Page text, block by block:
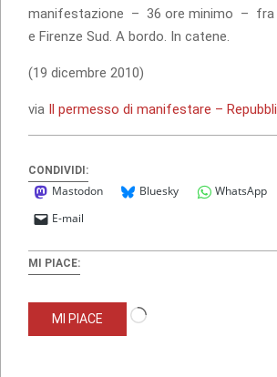
manifestazione – 36 ore minimo – fra
e Firenze Sud. A bordo. In catene.
(19 dicembre 2010)
via Il permesso di manifestare –
CONDIVIDI:
Mastodon Bluesky WhatsApp
E-mail
MI PIACE:
MI PIACE